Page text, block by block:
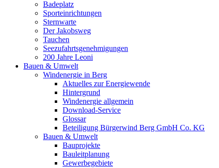
Badeplatz
Sporteinrichtungen
Sternwarte
Der Jakobsweg
Tauchen
Seezufahrtsgenehmigungen
200 Jahre Leoni
Bauen & Umwelt
Windenergie in Berg
Aktuelles zur Energiewende
Hintergrund
Windenergie allgemein
Download-Service
Glossar
Beteiligung Bürgerwind Berg GmbH Co. KG
Bauen & Umwelt
Bauprojekte
Bauleitplanung
Gewerbegebiete